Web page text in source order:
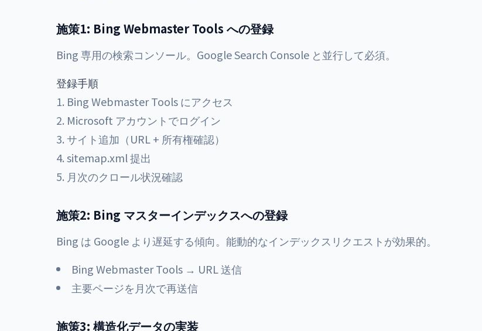
施策1: Bing Webmaster Tools への登録
Bing 専用の検索コンソール。Google Search Console と並行して必須。
登録手順
Bing Webmaster Toolsにアクセス
Microsoft アカウントでログイン
サイト追加（URL + 所有権確認）
sitemap.xml 提出
月次のクロール状況確認
施策2: Bing マスターインデックスへの登録
Bing は Google より遅延する傾向。能動的なインデックスリクエストが効果的。
Bing Webmaster Tools → URL 送信
主要ページを月次で再送信
施策3: 構造化データの実装